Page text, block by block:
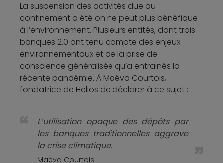
La suspension des activités due au
confinement a été on ne peut plus bénéfique
à l’environnement. Plusieurs entités, dont trois
banques 2.0 ont tenu compte des enjeux
environnementaux et de la prise de
conscience généralisée qu’a entrainés la
récente pandémie. À Maëva Courtois,
fondatrice de Helios de déclarer à ce sujet :
L’utilisation opaque des dépôts par
les banques traditionnelles aggrave
la crise climatique.
Maëva Courtois.